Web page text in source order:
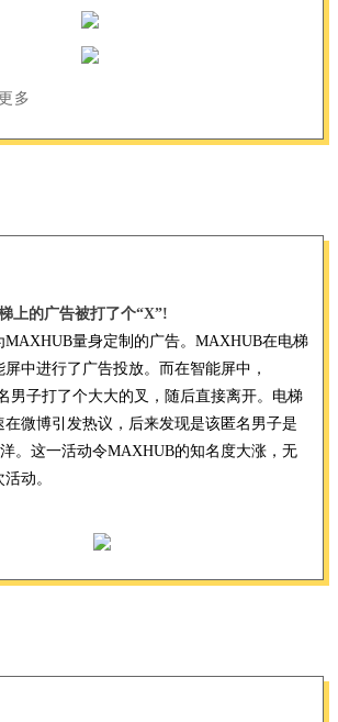
多
上的广告被打了个“X”!
MAXHUB量身定制的广告。MAXHUB在电梯
中进行了广告投放。而在智能屏中，
男子打了个大大的叉，随后直接离开。电梯
微博引发热议，后来发现是该匿名男子是
。这一活动令MAXHUB的知名度大涨，无
动。